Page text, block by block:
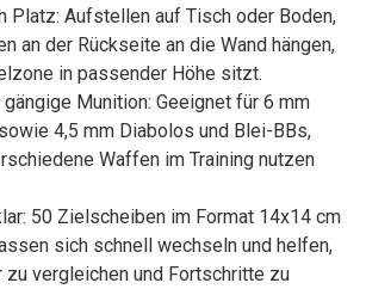
Platz: Aufstellen auf Tisch oder Boden,
an der Rückseite an die Wand hängen,
in passender Höhe sitzt.
Munition: Geeignet für 6 mm
4,5 mm Diabolos und Blei-BBs,
Waffen im Training nutzen
50 Zielscheiben im Format 14x14 cm
sich schnell wechseln und helfen,
vergleichen und Fortschritte zu